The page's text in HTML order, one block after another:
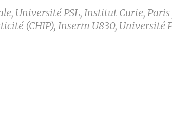
Université PSL, Institut Curie, Paris
(CHIP), Inserm U830, Université